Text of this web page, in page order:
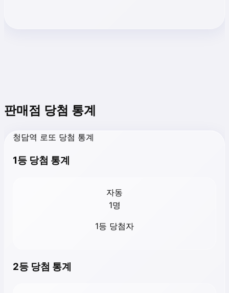
판매점 당첨 통계
청담역 로또 당첨 통계
1등 당첨 통계
자동
1명
1등 당첨자
2등 당첨 통계